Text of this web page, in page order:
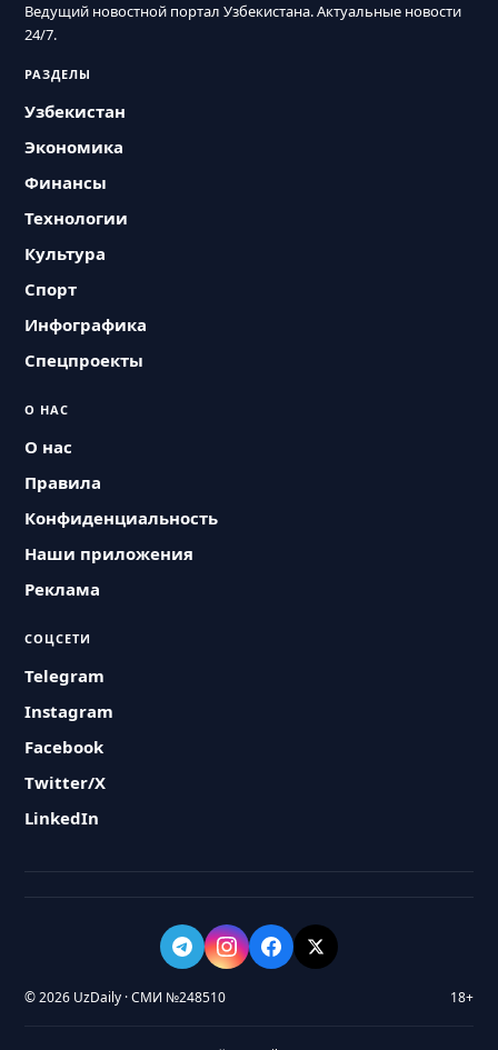
Ведущий новостной портал Узбекистана. Актуальные новости
24/7.
РАЗДЕЛЫ
Узбекистан
Экономика
Финансы
Технологии
Культура
Спорт
Инфографика
Спецпроекты
О НАС
О нас
Правила
Конфиденциальность
Наши приложения
Реклама
СОЦСЕТИ
Telegram
Instagram
Facebook
Twitter/X
LinkedIn
© 2026 UzDaily · СМИ №248510 18+